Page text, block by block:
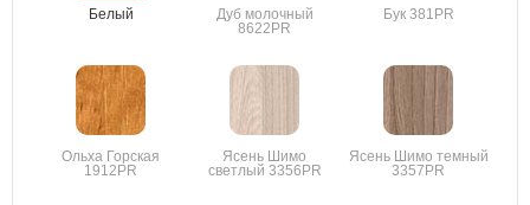
Белый
Дуб молочный
8622PR
Бук 381PR
Ольха Горская
1912PR
Ясень Шимо
светлый 3356PR
Ясень Шимо темный
3357PR